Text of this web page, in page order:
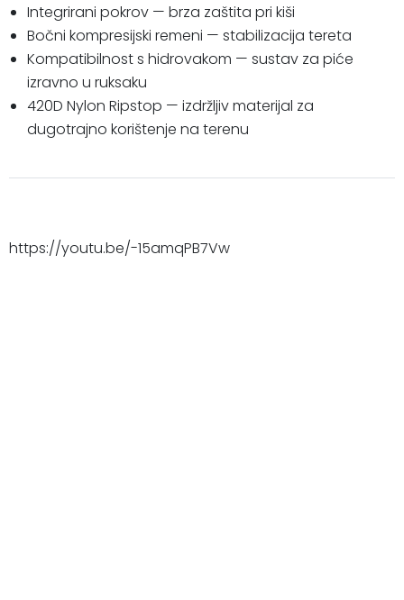
Integrirani pokrov — brza zaštita pri kiši
Bočni kompresijski remeni — stabilizacija tereta
Kompatibilnost s hidrovakom — sustav za piće
izravno u ruksaku
420D Nylon Ripstop — izdržljiv materijal za
dugotrajno korištenje na terenu
https://youtu.be/-15amqPB7Vw